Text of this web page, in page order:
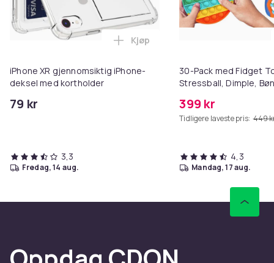
iPhone XR gjennomsiktig iPhone-
deksel med kortholder
79 kr
Legg iPhone XR gjennomsiktig
Kjøp
3,3
fredag, 14 aug.
30-Pack med Fidget
Stressball, Dimple,
399 kr
Tidligere laveste pris: 449
4,3
mandag, 17 aug.